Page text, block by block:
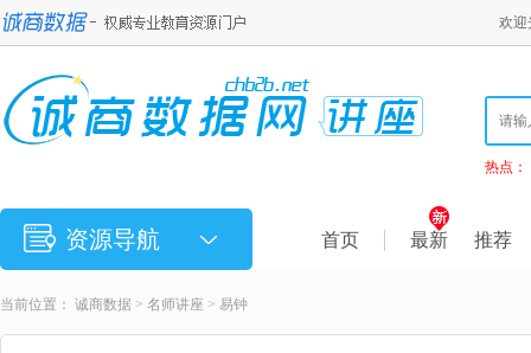
欢迎
热点：
资源导航 首页 最新 推荐
当前位置： 诚商数据 > 名师讲座 > 易钟